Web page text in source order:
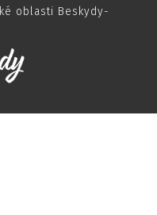
oblasti Beskydy-